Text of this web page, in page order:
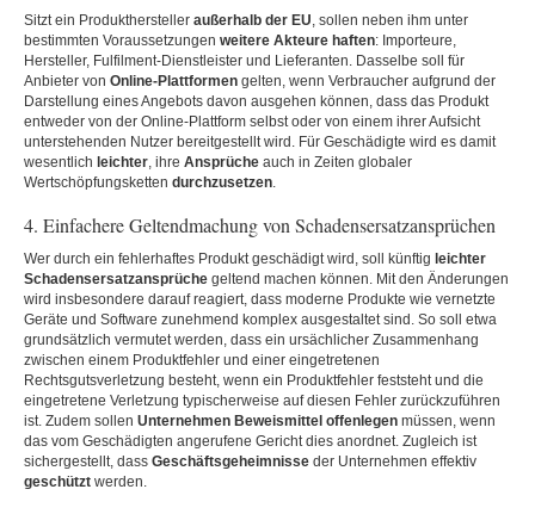
Sitzt ein Produkthersteller außerhalb der EU, sollen neben ihm unter
bestimmten Voraussetzungen weitere Akteure haften: Importeure,
Hersteller, Fulfilment-Dienstleister und Lieferanten. Dasselbe soll für
Anbieter von Online-Plattformen gelten, wenn Verbraucher aufgrund der
Darstellung eines Angebots davon ausgehen können, dass das Produkt
entweder von der Online-Plattform selbst oder von einem ihrer Aufsicht
unterstehenden Nutzer bereitgestellt wird. Für Geschädigte wird es damit
wesentlich leichter, ihre Ansprüche auch in Zeiten globaler
Wertschöpfungsketten durchzusetzen.
4. Einfachere Geltendmachung von Schadensersatzansprüchen
Wer durch ein fehlerhaftes Produkt geschädigt wird, soll künftig leichter
Schadensersatzansprüche geltend machen können. Mit den Änderungen
wird insbesondere darauf reagiert, dass moderne Produkte wie vernetzte
Geräte und Software zunehmend komplex ausgestaltet sind. So soll etwa
grundsätzlich vermutet werden, dass ein ursächlicher Zusammenhang
zwischen einem Produktfehler und einer eingetretenen
Rechtsgutsverletzung besteht, wenn ein Produktfehler feststeht und die
eingetretene Verletzung typischerweise auf diesen Fehler zurückzuführen
ist. Zudem sollen Unternehmen Beweismittel offenlegen müssen, wenn
das vom Geschädigten angerufene Gericht dies anordnet. Zugleich ist
sichergestellt, dass Geschäftsgeheimnisse der Unternehmen effektiv
geschützt werden.